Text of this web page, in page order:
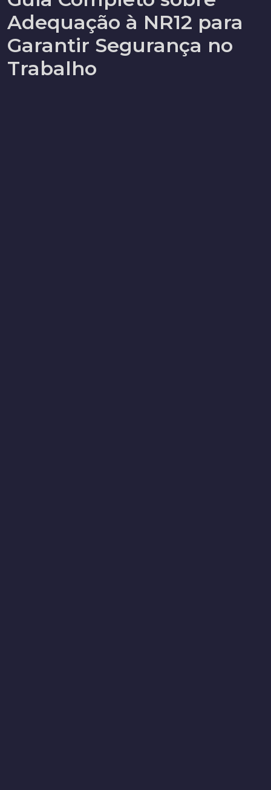
Adequação à NR12 para
Garantir Segurança no
Trabalho